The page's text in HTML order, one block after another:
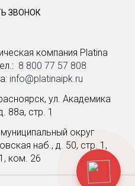
компания Platina
8 800 77 57 808
info@platinaipk.ru
ул. Академика
88а, стр. 1
округ
наб., д. 50, стр. 1,
ком. 26
ЗВОНОК